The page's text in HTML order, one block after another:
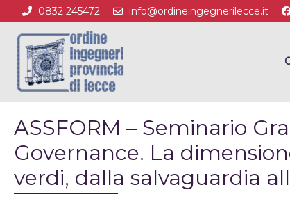
0832 245472 info@ordineingegnerilecce.it
ASSFORM – Seminario
Governance. La
verdi, dalla salvaguardia